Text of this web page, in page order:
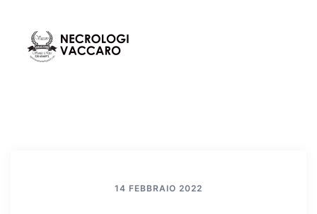
contenuto
14 FEBBRAIO 2022